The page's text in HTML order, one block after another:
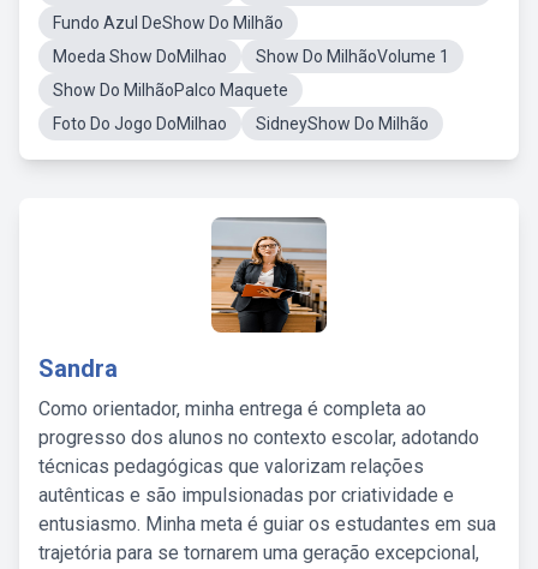
Fundo Azul DeShow Do Milhão
Moeda Show DoMilhao
Show Do MilhãoVolume 1
Show Do MilhãoPalco Maquete
Foto Do Jogo DoMilhao
SidneyShow Do Milhão
Sandra
Como orientador, minha entrega é completa ao
progresso dos alunos no contexto escolar, adotando
técnicas pedagógicas que valorizam relações
autênticas e são impulsionadas por criatividade e
entusiasmo. Minha meta é guiar os estudantes em sua
trajetória para se tornarem uma geração excepcional,